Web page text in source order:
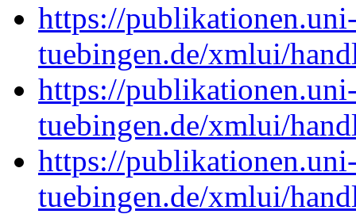
https://
tuebingen.de/xmlui/
https://
tuebingen.de/xmlui/
https://
tuebingen.de/xmlui/